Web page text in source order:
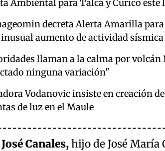
Ambiental para Talca y Curicó
decreta Alerta Amarilla
aumento de actividad sísmica
llaman a la calma por volcán
ninguna variación"
Vodanovic insiste en creación
de luz en el Maule
Canales,hijo de José María